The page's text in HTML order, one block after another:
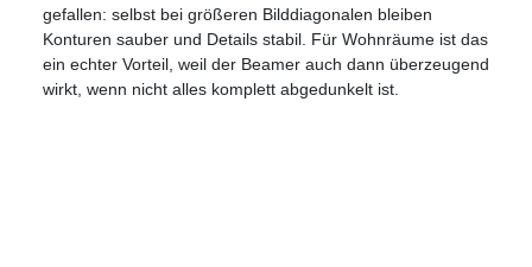
gefallen: selbst bei größeren Bilddiagonalen bleiben
Konturen sauber und Details stabil. Für Wohnräume ist das
ein echter Vorteil, weil der Beamer auch dann überzeugend
wirkt, wenn nicht alles komplett abgedunkelt ist.